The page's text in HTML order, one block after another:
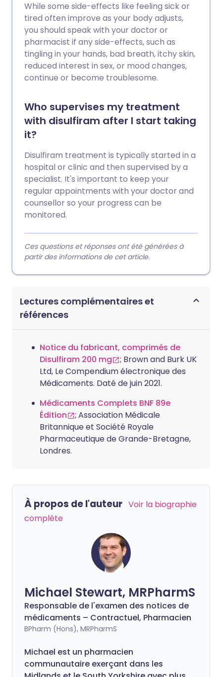
While some side-effects like feeling sick or
tired often improve as your body adjusts,
you should speak with your doctor or
pharmacist if any side-effects, such as
tingling in your hands, bad breath, itchy skin,
reduced interest in sex, or mood changes,
continue or become troublesome.
Who supervises my treatment
with disulfiram after I start taking
it?
Disulfiram treatment is typically started in a
hospital or clinic and then supervised by a
specialist. It's important to keep your
regular appointments with your doctor and
counsellor so your progress can be
monitored.
Ces questions et réponses ont été générées à
partir des informations de cet article.
Lectures complémentaires et
références
Notice du fabricant, comprimés de
Disulfiram 200 mg
; Brown and Burk UK
Ltd, Le Compendium électronique des
Médicaments. Daté de juin 2021.
Médicaments Complets BNF 89e
Édition
; Association Médicale
Britannique et Société Royale
Pharmaceutique de Grande-Bretagne,
Londres.
À propos de l'auteur Voir la biographie
complète
Michael Stewart, MRPharmS
Responsable de l'examen des notices de
médicaments – Contractuel, Pharmacien
BPharm (Hons), MRPharmS
Michael est un pharmacien
communautaire exerçant dans les